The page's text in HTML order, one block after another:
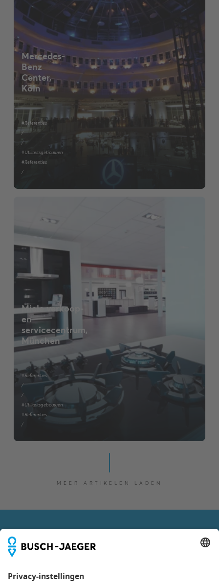
Mercedes-
Benz
Center,
Köln
#Referenties
/
/
#Utiliteitsgebouwen
#Referenties
/
Miele verkoop-
en
servicecentrum,
München
#Referenties
/
/
#Utiliteitsgebouwen
#Referenties
/
MEER ARTIKELEN LADEN